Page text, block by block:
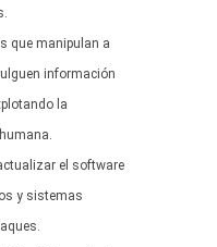
que manipulan a
información
la
el software
y sistemas